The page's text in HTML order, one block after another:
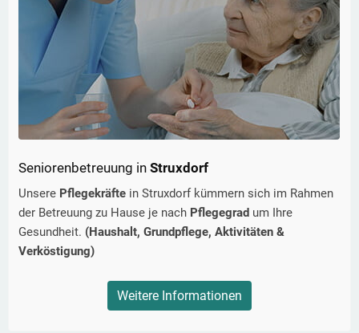
Seniorenbetreuung in Struxdorf
Unsere Pflegekräfte in Struxdorf kümmern sich im Rahmen
der Betreuung zu Hause je nach Pflegegrad um Ihre
Gesundheit. (Haushalt, Grundpflege, Aktivitäten &
Verköstigung)
Weitere Informationen